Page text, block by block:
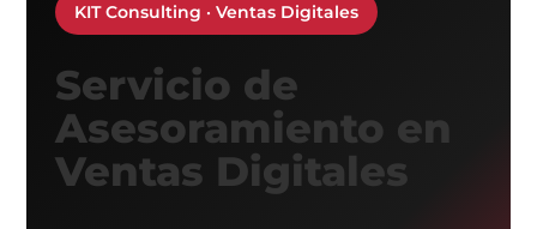
KIT Consulting · Ventas Digitales
Servicio de
Asesoramiento en
Ventas Digitales